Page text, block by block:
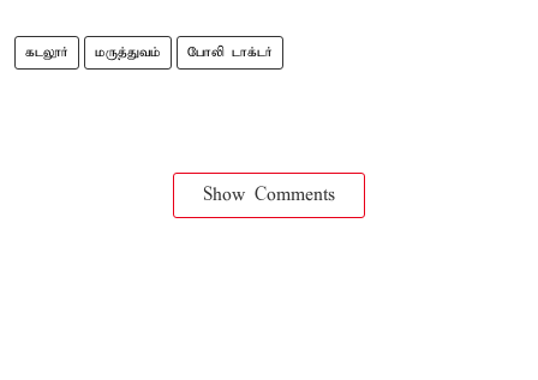
கடலூர் மருத்துவம் போலி டாக்டர்
Show Comments